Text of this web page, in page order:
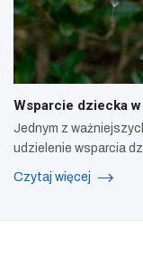
Wsparcie dziecka
Jednym z
udzielenie wsparcia
Czytaj więcej